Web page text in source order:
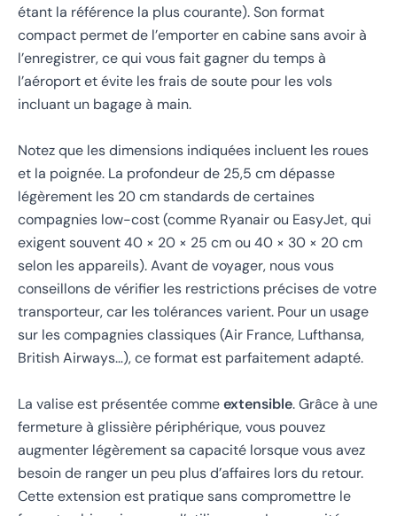
étant la référence la plus courante). Son format
compact permet de l’emporter en cabine sans avoir à
l’enregistrer, ce qui vous fait gagner du temps à
l’aéroport et évite les frais de soute pour les vols
incluant un bagage à main.
Notez que les dimensions indiquées incluent les roues
et la poignée. La profondeur de 25,5 cm dépasse
légèrement les 20 cm standards de certaines
compagnies low-cost (comme Ryanair ou EasyJet, qui
exigent souvent 40 × 20 × 25 cm ou 40 × 30 × 20 cm
selon les appareils). Avant de voyager, nous vous
conseillons de vérifier les restrictions précises de votre
transporteur, car les tolérances varient. Pour un usage
sur les compagnies classiques (Air France, Lufthansa,
British Airways…), ce format est parfaitement adapté.
La valise est présentée commeextensible. Grâce à une
fermeture à glissière périphérique, vous pouvez
augmenter légèrement sa capacité lorsque vous avez
besoin de ranger un peu plus d’affaires lors du retour.
Cette extension est pratique sans compromettre le